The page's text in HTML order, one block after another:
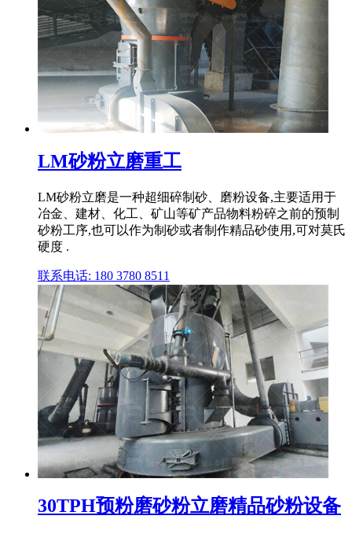
LM砂粉立磨重工
LM砂粉立磨是一种超细碎制砂、磨粉设备,主要适用于
冶金、建材、化工、矿山等矿产品物料粉碎之前的预制
砂粉工序,也可以作为制砂或者制作精品砂使用,可对莫氏
硬度 .
联系电话: 180 3780 8511
30TPH预粉磨砂粉立磨精品砂粉设备